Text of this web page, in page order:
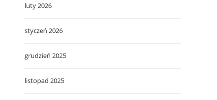
luty 2026
styczeń 2026
grudzień 2025
listopad 2025